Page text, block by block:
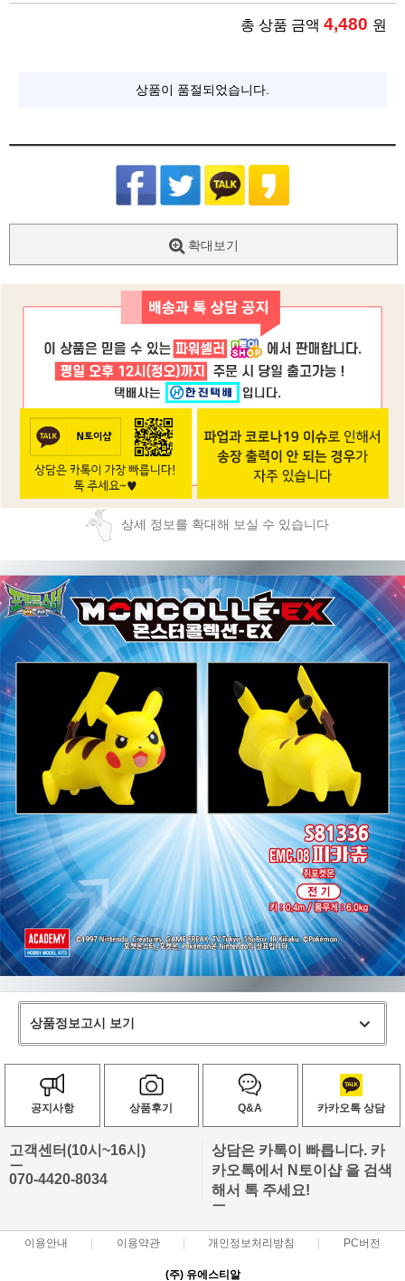
총 상품 금액 4,480 원
상품이 품절되었습니다.
확대보기
상세 정보를 확대해 보실 수 있습니다
상품정보고시 보기
공지사항 상품후기 Q&A 카카오톡 상담
고객센터(10시~16시)
ㅡ
070-4420-8034
상담은 카톡이 빠릅니다. 카
카오톡에서 N토이샵 을 검색
해서 톡 주세요!
ㅡ
이용안내 이용약관 개인정보처리방침 PC버전
(주) 유에스티알